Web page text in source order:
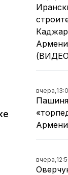
вчера,
вчера,